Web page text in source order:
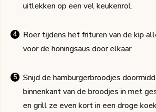
uitlekken op een vel keukenrol.
Roer tijdens het frituren van de kip
voor de honingsaus door elkaar.
Snijd de hamburgerbroodjes
binnenkant van de broodjes in met
en grill ze even kort in een droge